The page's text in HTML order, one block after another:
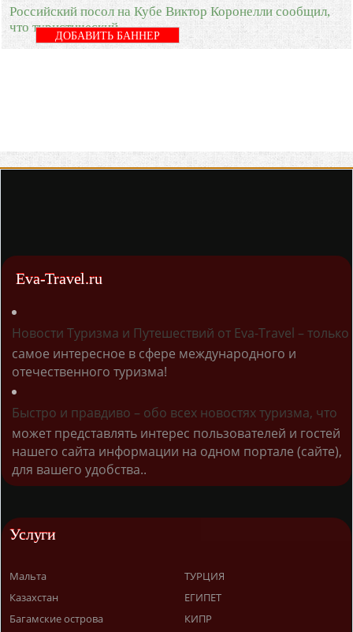
Российский посол на Кубе Виктор Коронелли сообщил,
что туристический
ДОБАВИТЬ БАННЕР
Eva-Travel.ru
Новости Туризма и Путешествий от Eva-Travel – только
самое интересное в сфере международного и
отечественного туризма!
Быстро и правдиво – обо всех новостях туризма, что
может представлять интерес пользователей и гостей
нашего сайта информации на одном портале (сайте),
для вашего удобства..
Услуги
Мальта
Казахстан
Багамские острова
ТУРЦИЯ
ЕГИПЕТ
КИПР